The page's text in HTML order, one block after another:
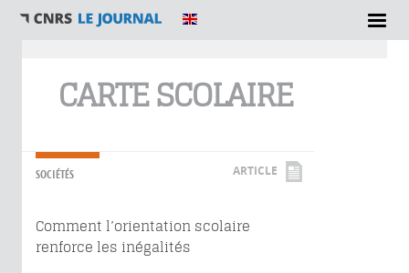
CARTE SCOLAIRE
SOCIÉTÉS ARTICLE
Comment l’orientation scolaire
renforce les inégalités